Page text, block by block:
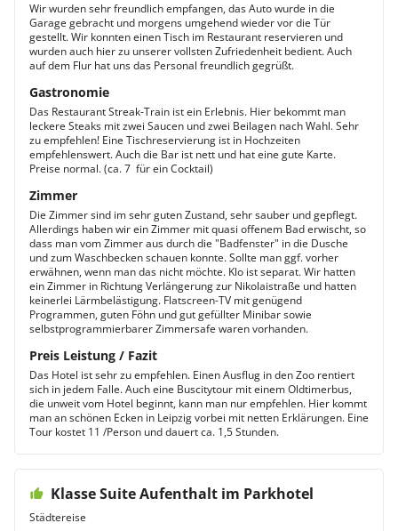
Wir wurden sehr freundlich empfangen, das Auto wurde in die
Garage gebracht und morgens umgehend wieder vor die Tür
gestellt. Wir konnten einen Tisch im Restaurant reservieren und
wurden auch hier zu unserer vollsten Zufriedenheit bedient. Auch
auf dem Flur hat uns das Personal freundlich gegrüßt.
Gastronomie
Das Restaurant Streak-Train ist ein Erlebnis. Hier bekommt man
leckere Steaks mit zwei Saucen und zwei Beilagen nach Wahl. Sehr
zu empfehlen! Eine Tischreservierung ist in Hochzeiten
empfehlenswert. Auch die Bar ist nett und hat eine gute Karte.
Preise normal. (ca. 7  für ein Cocktail)
Zimmer
Die Zimmer sind im sehr guten Zustand, sehr sauber und gepflegt.
Allerdings haben wir ein Zimmer mit quasi offenem Bad erwischt, so
dass man vom Zimmer aus durch die "Badfenster" in die Dusche
und zum Waschbecken schauen konnte. Sollte man ggf. vorher
erwähnen, wenn man das nicht möchte. Klo ist separat. Wir hatten
ein Zimmer in Richtung Verlängerung zur Nikolaistraße und hatten
keinerlei Lärmbelästigung. Flatscreen-TV mit genügend
Programmen, guten Föhn und gut gefüllter Minibar sowie
selbstprogrammierbarer Zimmersafe waren vorhanden.
Preis Leistung / Fazit
Das Hotel ist sehr zu empfehlen. Einen Ausflug in den Zoo rentiert
sich in jedem Falle. Auch eine Buscitytour mit einem Oldtimerbus,
die unweit vom Hotel beginnt, kann man nur empfehlen. Hier kommt
man an schönen Ecken in Leipzig vorbei mit netten Erklärungen. Eine
Tour kostet 11 /Person und dauert ca. 1,5 Stunden.
Klasse Suite Aufenthalt im Parkhotel
Städtereise